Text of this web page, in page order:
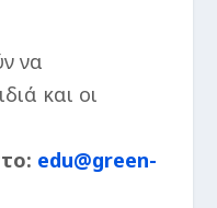
να
και οι
edu@green-